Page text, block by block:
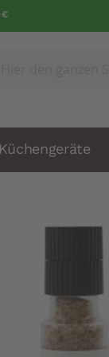
€
Küchengeräte